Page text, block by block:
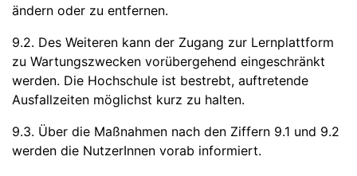
ändern oder zu entfernen.
9.2. Des Weiteren kann der Zugang zur Lernplattform
zu Wartungszwecken vorübergehend eingeschränkt
werden. Die Hochschule ist bestrebt, auftretende
Ausfallzeiten möglichst kurz zu halten.
9.3. Über die Maßnahmen nach den Ziffern 9.1 und 9.2
werden die NutzerInnen vorab informiert.